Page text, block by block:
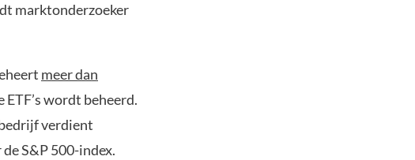
marktonderzoeker
meer dan
wordt beheerd.
verdient
S&P 500-index.